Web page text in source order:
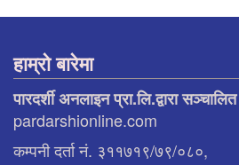
हाम्रो बारेमा
पारदर्शी अनलाइन प्रा.लि.द्वारा सञ्चालित
pardarshionline.com
कम्पनी दर्ता नं. ३११७१९/७९/०८०,